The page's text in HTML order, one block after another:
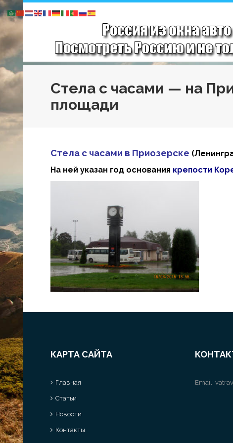
Стела с часами — на
площади
Стела с часами в Приозерске
На ней указан год основания крепости
КАРТА САЙТА
Главная
Статьи
Новости
Контакты
Email: